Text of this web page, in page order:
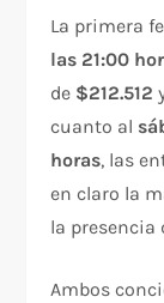
La primera
las 21:00
de $212.512
cuanto al
horas, las
en claro la
la presencia
Ambos